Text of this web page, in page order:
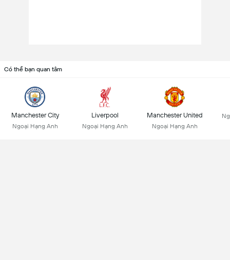
Có thể bạn quan tâm
Manchester City
Ngoại Hạng Anh
Liverpool
Ngoại Hạng Anh
Manchester United
Ngoại Hạng Anh